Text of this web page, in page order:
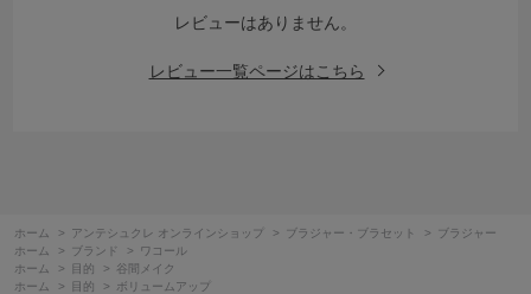
レビューはありません。
レビュー一覧ページはこちら
ホーム > アンテシュクレ オンラインショップ > ブラジャー・ブラセット >
ブラジャー
ホーム
> ブランド >
ワコール
ホーム
> 目的 >
谷間メイク
ホーム
> 目的 >
ボリュームアップ